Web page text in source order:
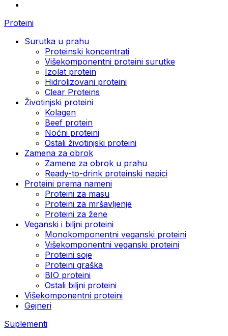
Proteini
Surutka u prahu
Proteinski koncentrati
Višekomponentni proteini surutke
Izolat protein
Hidrolizovani proteini
Clear Proteins
Životinjski proteini
Kolagen
Beef protein
Noćni proteini
Ostali životinjski proteini
Zamena za obrok
Zamene za obrok u prahu
Ready-to-drink proteinski napici
Proteini prema nameni
Proteini za masu
Proteini za mršavljenje
Proteini za žene
Veganski i biljni proteini
Monokomponentni veganski proteini
Višekomponentni veganski proteini
Proteini soje
Proteini graška
BIO proteini
Ostali biljni proteini
Višekomponentni proteini
Gejneri
Suplementi